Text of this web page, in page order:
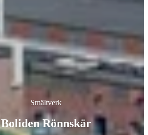
Smältverk
Boliden Rönnskär